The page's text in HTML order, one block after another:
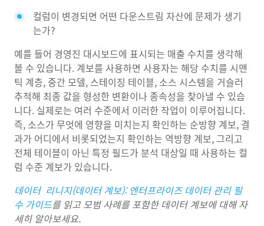
컬럼이 변경되면 어떤 다운스트림 자산에 문제가 생기
는가?
예를 들어 경영진 대시보드에 표시되는 매출 수치를 생각해
볼 수 있습니다. 계보를 사용하면 사용자는 해당 수치를 시맨
틱 계층, 중간 모델, 스테이징 테이블, 소스 시스템을 거슬러
추적해 최종 값을 형성한 변환이나 종속성을 찾아낼 수 있습
니다. 실제로는 여러 수준에서 이러한 작업이 이루어집니다.
즉, 소스가 무엇에 영향을 미치는지 확인하는 순방향 계보, 결
과가 어디에서 비롯되었는지 확인하는 역방향 계보, 그리고
전체 테이블이 아닌 특정 필드가 분석 대상일 때 사용하는 컬
럼 수준 계보가 있습니다.
데이터 리니지(데이터 계보): 엔터프라이즈 데이터 관리 필
수 가이드를 읽고 모범 사례를 포함한 데이터 계보에 대해 자
세히 알아보세요.